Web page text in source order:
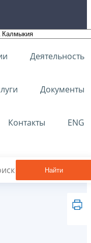
Деятельность
Документы
Контакты ENG
Найти